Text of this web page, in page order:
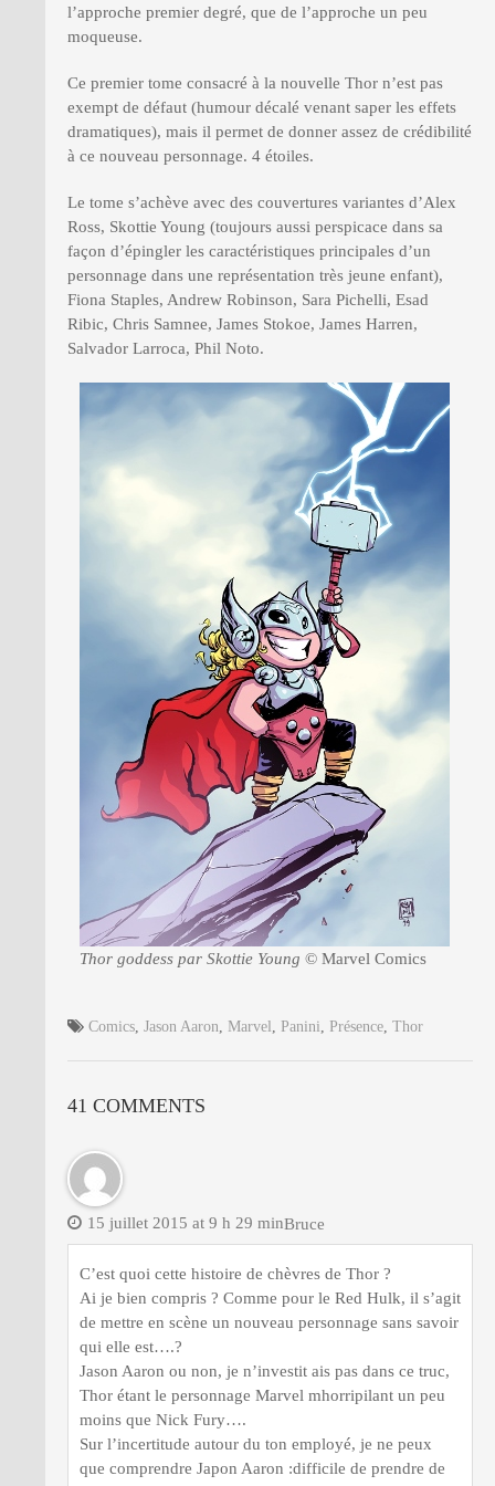
l’approche premier degré, que de l’approche un peu
moqueuse.
Ce premier tome consacré à la nouvelle Thor n’est pas
exempt de défaut (humour décalé venant saper les effets
dramatiques), mais il permet de donner assez de crédibilité
à ce nouveau personnage. 4 étoiles.
Le tome s’achève avec des couvertures variantes d’Alex
Ross, Skottie Young (toujours aussi perspicace dans sa
façon d’épingler les caractéristiques principales d’un
personnage dans une représentation très jeune enfant),
Fiona Staples, Andrew Robinson, Sara Pichelli, Esad
Ribic, Chris Samnee, James Stokoe, James Harren,
Salvador Larroca, Phil Noto.
Thor goddess par Skottie Young © Marvel Comics
Comics, Jason Aaron, Marvel , Panini, Présence, Thor
41 COMMENTS
Bruce
15 juillet 2015 at 9 h 29 min
C’est quoi cette histoire de chèvres de Thor ?
Ai je bien compris ? Comme pour le Red Hulk, il s’agit
de mettre en scène un nouveau personnage sans savoir
qui elle est….?
Jason Aaron ou non, je n’investit ais pas dans ce truc,
Thor étant le personnage Marvel mhorripilant un peu
moins que Nick Fury….
Sur l’incertitude autour du ton employé, je ne peux
que comprendre Japon Aaron :difficile de prendre de